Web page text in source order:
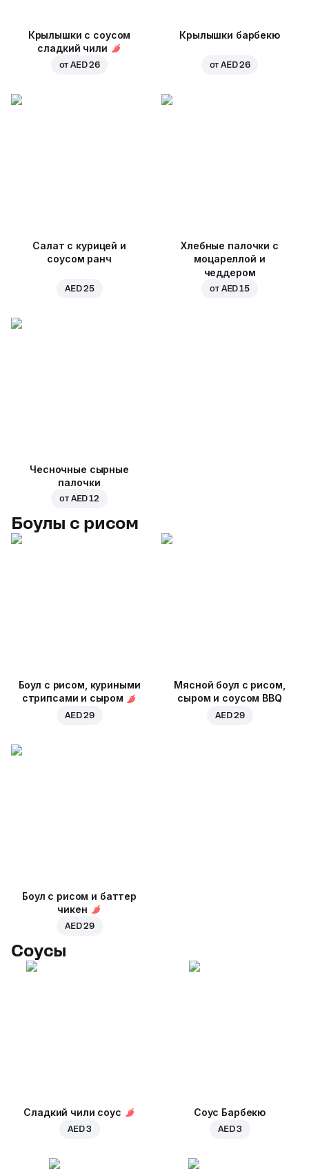
Крылышки с соусом
сладкий чили
отAED 26
Крылышки барбекю
отAED 26
Салат с курицей и
соусом ранч
AED 25
Хлебные палочки с
моцареллой и
чеддером
от AED 15
Чесночные сырные
палочки
от AED 12
Боулы с рисом
Боул с рисом, куриными
стрипсами и сыром
AED 29
Мясной боул с рисом,
сыром и соусом BBQ
AED 29
Боул с рисом и баттер
чикен
AED 29
Соусы
Сладкий чили соус
AED 3
Соус Барбекю
AED 3